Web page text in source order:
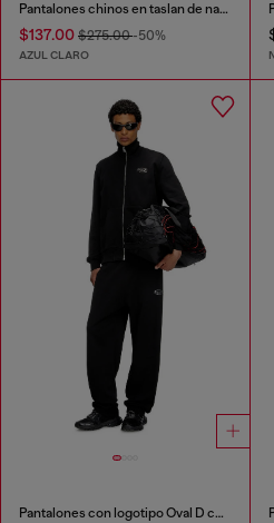
Pantalones chinos en taslan de nailon reciclado
$137.00 $275.00-50%
AZUL CLARO
Pantalones con logotipo Oval D con efecto metálico